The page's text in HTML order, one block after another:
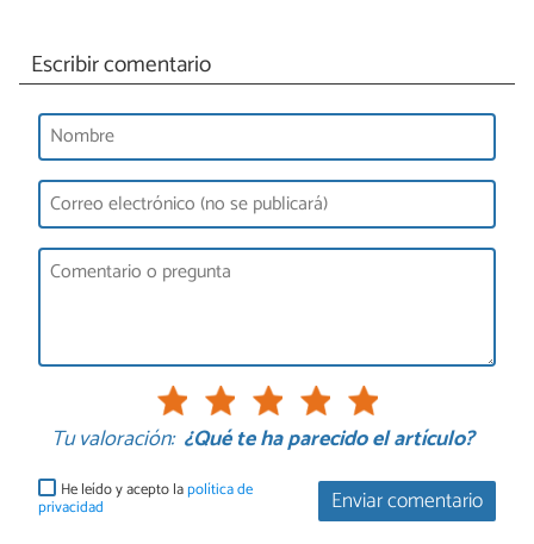
Escribir comentario
Tu valoración: ¿Qué te ha parecido el artículo?
Enviar comentario
He leído y acepto lapolítica de
privacidad